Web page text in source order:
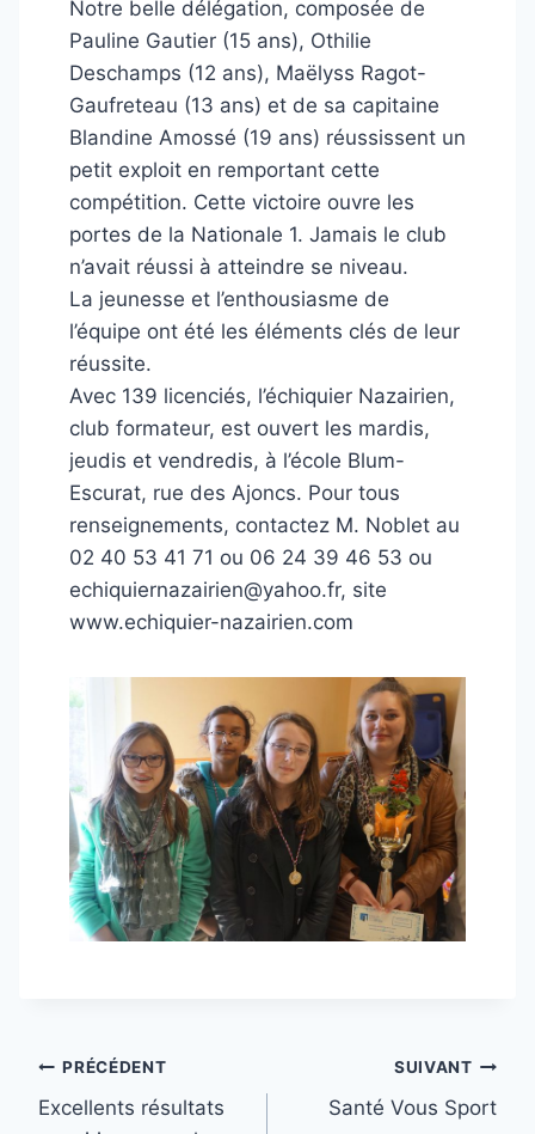
Notre belle délégation, composée de
Pauline Gautier (15 ans), Othilie
Deschamps (12 ans), Maëlyss Ragot-
Gaufreteau (13 ans) et de sa capitaine
Blandine Amossé (19 ans) réussissent un
petit exploit en remportant cette
compétition. Cette victoire ouvre les
portes de la Nationale 1. Jamais le club
n’avait réussi à atteindre se niveau.
La jeunesse et l’enthousiasme de
l’équipe ont été les éléments clés de leur
réussite.
Avec 139 licenciés, l’échiquier Nazairien,
club formateur, est ouvert les mardis,
jeudis et vendredis, à l’école Blum-
Escurat, rue des Ajoncs. Pour tous
renseignements, contactez M. Noblet au
02 40 53 41 71 ou 06 24 39 46 53 ou
echiquiernazairien@yahoo.fr, site
www.echiquier-nazairien.com
Navigation
de
PRÉCÉDENT
Excellents résultats
SUIVANT
Santé Vous Sport